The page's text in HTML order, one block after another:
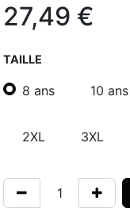
27,49 €
TAILLE
8 ans 10 ans
2XL 3XL